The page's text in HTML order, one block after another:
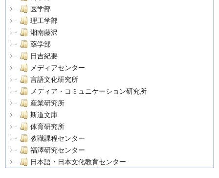
医学部
理工学部
湘南藤沢
薬学部
日吉紀要
メディアセンター
言語文化研究所
メディア・コミュニケーション研究所
産業研究所
斯道文庫
体育研究所
教職課程センター
福澤研究センター
日本語・日本文化教育センター